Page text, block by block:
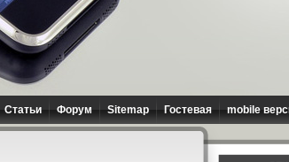
Статьи Форум Sitemap Гостевая mobile